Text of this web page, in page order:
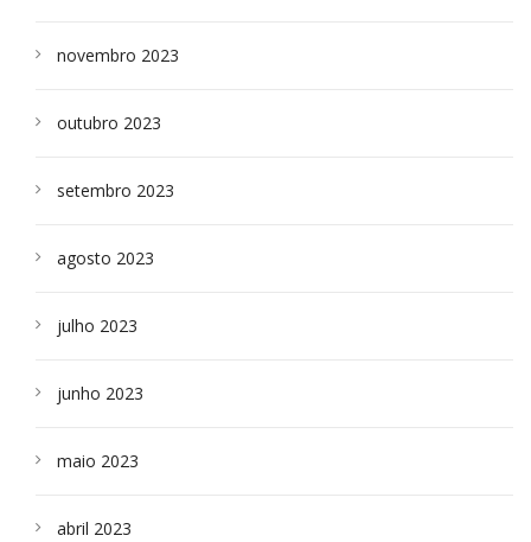
novembro 2023
outubro 2023
setembro 2023
agosto 2023
julho 2023
junho 2023
maio 2023
abril 2023